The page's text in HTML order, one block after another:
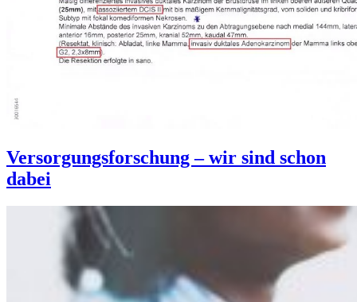
Versorgungsforschung – wir sind schon
dabei